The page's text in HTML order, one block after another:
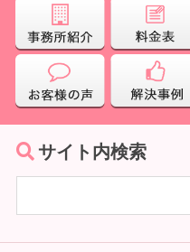
サイト内検索